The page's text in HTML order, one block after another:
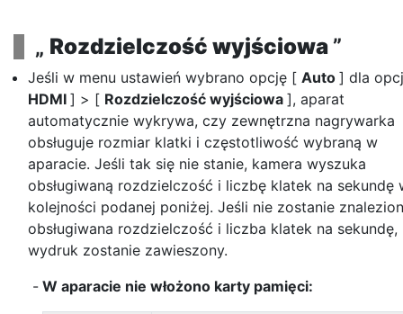
„ Rozdzielczość wyjściowa”
Jeśli w menu ustawień wybrano opcję [ Auto ] dla
HDMI ] > [ Rozdzielczość wyjściowa ], aparat
automatycznie wykrywa, czy zewnętrzna nagrywarka
obsługuje rozmiar klatki i częstotliwość wybraną w
aparacie. Jeśli tak się nie stanie, kamera wyszuka
obsługiwaną rozdzielczość i liczbę klatek na sekundę
kolejności podanej poniżej. Jeśli nie zostanie
obsługiwana rozdzielczość i liczba klatek na sekundę,
wydruk zostanie zawieszony.
W aparacie nie włożono karty pamięci: